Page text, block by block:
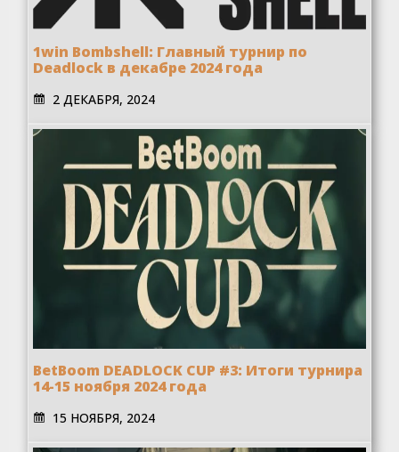
1win Bombshell: Главный турнир по
Deadlock в декабре 2024 года
2 ДЕКАБРЯ, 2024
BetBoom DEADLOCK CUP #3: Итоги турнира
14-15 ноября 2024 года
15 НОЯБРЯ, 2024